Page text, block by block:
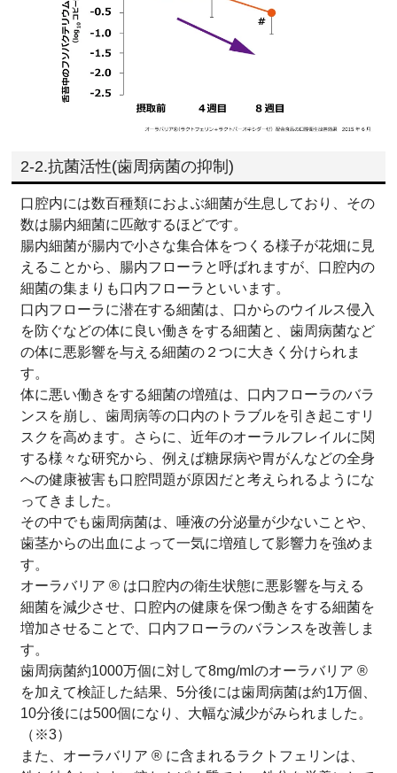
2-2.抗菌活性(歯周病菌の抑制)
口腔内には数百種類におよぶ細菌が生息しており、その
数は腸内細菌に匹敵するほどです。
腸内細菌が腸内で小さな集合体をつくる様子が花畑に見
えることから、腸内フローラと呼ばれますが、口腔内の
細菌の集まりも口内フローラといいます。
口内フローラに潜在する細菌は、口からのウイルス侵入
を防ぐなどの体に良い働きをする細菌と、歯周病菌など
の体に悪影響を与える細菌の２つに大きく分けられま
す。
体に悪い働きをする細菌の増殖は、口内フローラのバラ
ンスを崩し、歯周病等の口内のトラブルを引き起こすリ
スクを高めます。さらに、近年のオーラルフレイルに関
する様々な研究から、例えば糖尿病や胃がんなどの全身
への健康被害も口腔問題が原因だと考えられるようにな
ってきました。
その中でも歯周病菌は、唾液の分泌量が少ないことや、
歯茎からの出血によって一気に増殖して影響力を強めま
す。
オーラバリア ® は口腔内の衛生状態に悪影響を与える
細菌を減少させ、口腔内の健康を保つ働きをする細菌を
増加させることで、口内フローラのバランスを改善しま
す。
歯周病菌約1000万個に対して8mg/mlのオーラバリア ®
を加えて検証した結果、5分後には歯周病菌は約1万個、
10分後には500個になり、大幅な減少がみられました。
（※3）
また、オーラバリア ® に含まれるラクトフェリンは、